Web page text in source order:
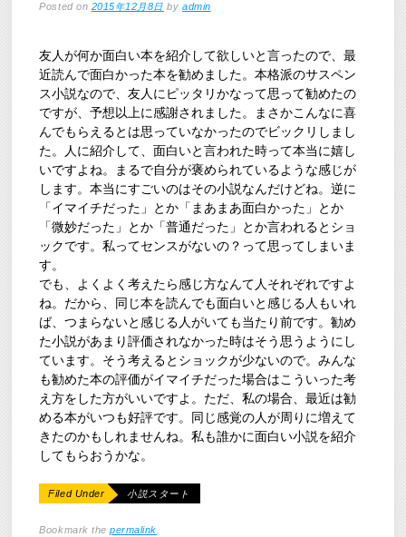
Posted on 2015年12月8日 byadmin
友人が何か面白い本を紹介して欲しいと言ったので、最
近読んで面白かった本を勧めました。本格派のサスペン
ス小説なので、友人にピッタリかなって思って勧めたの
ですが、予想以上に感謝されました。まさかこんなに喜
んでもらえるとは思っていなかったのでビックリしまし
た。人に紹介して、面白いと言われた時って本当に嬉し
いですよね。まるで自分が褒められているような感じが
します。本当にすごいのはその小説なんだけどね。逆に
「イマイチだった」とか「まあまあ面白かった」とか
「微妙だった」とか「普通だった」とか言われるとショ
ックです。私ってセンスがないの？って思ってしまいま
す。
でも、よくよく考えたら感じ方なんて人それぞれですよ
ね。だから、同じ本を読んでも面白いと感じる人もいれ
ば、つまらないと感じる人がいても当たり前です。勧め
た小説があまり評価されなかった時はそう思うようにし
ています。そう考えるとショックが少ないので。みんな
も勧めた本の評価がイマイチだった場合はこういった考
え方をした方がいいですよ。ただ、私の場合、最近は勧
める本がいつも好評です。同じ感覚の人が周りに増えて
きたのかもしれませんね。私も誰かに面白い小説を紹介
してもらおうかな。
Filed Under 小説スタート
Bookmark thepermalink.